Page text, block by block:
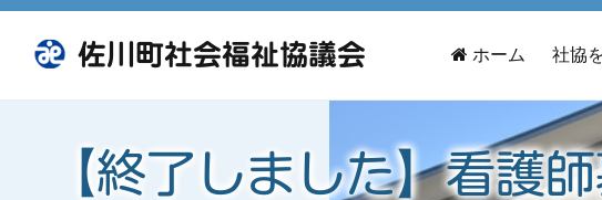
佐川町社会福祉協議会 ホーム 社協
【終了しました】看護